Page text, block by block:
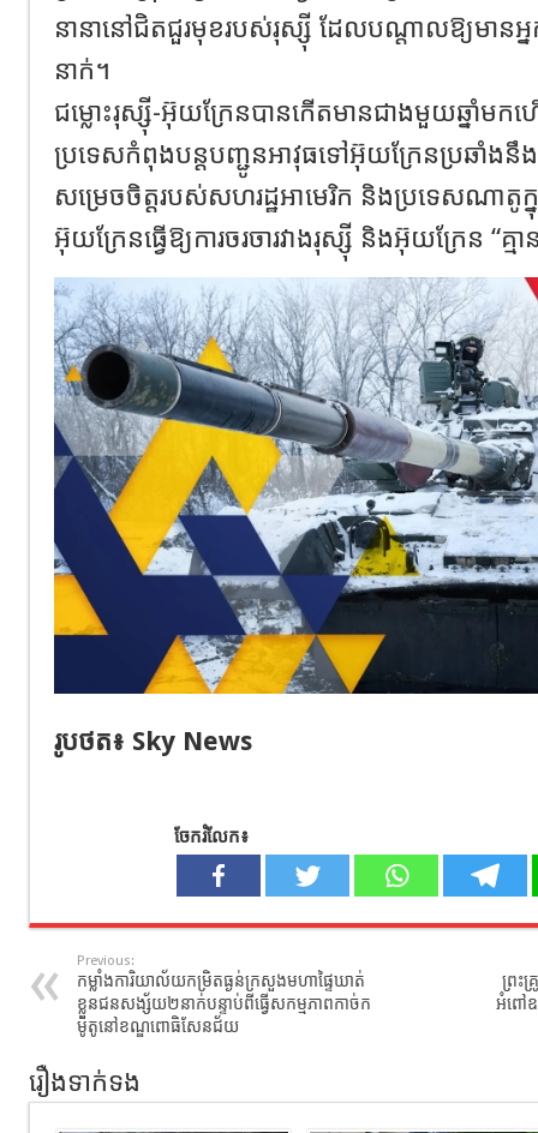
នានានៅជិតជួរមុខរបស់រុស្ស៊ី ដែលបណ្តាលឱ្យមានអ្ន
នាក់។
ជម្លោះរុស្ស៊ី-អ៊ុយក្រែនបានកើតមានជាងមួយឆ្នាំម
ប្រទេសកំពុងបន្តបញ្ជូនអាវុធទៅអ៊ុយក្រែនប្រឆាំងនឹង
សម្រេចចិត្តរបស់សហរដ្ឋអាមេរិក និងប្រទេសណាតូក្នុ
អ៊ុយក្រែនធ្វើឱ្យការចរចារវាងរុស្ស៊ី និងអ៊ុយក្រែន “គ្
រូបថត៖ Sky News
ចែករំលែក៖
Previous:
កម្លាំងការិយាល័យកម្រិតធ្ងន់ក្រសួងមហាផ្ទៃឃាត់
ខ្លួនជនសង្ស័យ២នាក់បន្ទាប់ពីធ្វើសកម្មភាពកាច់ក
ម៉ូតូនៅខណ្ឌពោធិសែនជ័យ
ព្រះ
អំពៅឧ
រឿងទាក់ទង